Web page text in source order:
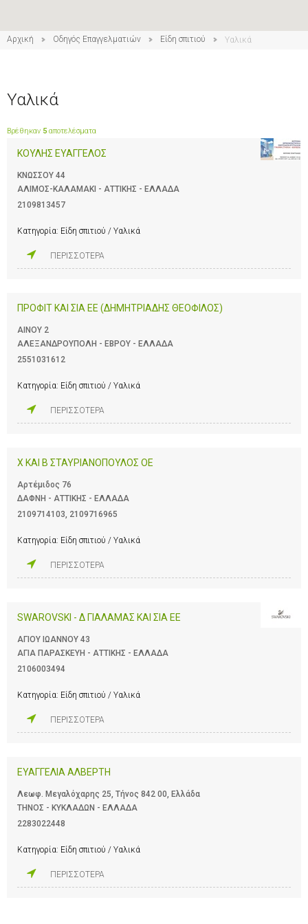
Αρχική Οδηγός Επαγγελματιών Είδη σπιτιού Υαλικά
Υαλικά
Βρέθηκαν 5 αποτελέσματα
ΚΟΥΛΗΣ ΕΥΑΓΓΕΛΟΣ
ΚΝΩΣΣΟΥ 44
ΑΛΙΜΟΣ-ΚΑΛΑΜΑΚΙ - ΑΤΤΙΚΗΣ - ΕΛΛΑΔΑ
2109813457
Κατηγορία: Είδη σπιτιού / Υαλικά
ΠΕΡΙΣΣΟΤΕΡΑ
ΠΡΟΦΙΤ ΚΑΙ ΣΙΑ ΕΕ (ΔΗΜΗΤΡΙΑΔΗΣ ΘΕΟΦΙΛΟΣ)
ΑΙΝΟΥ 2
ΑΛΕΞΑΝΔΡΟΥΠΟΛΗ - ΕΒΡΟΥ - ΕΛΛΑΔΑ
2551031612
Κατηγορία: Είδη σπιτιού / Υαλικά
ΠΕΡΙΣΣΟΤΕΡΑ
Χ ΚΑΙ Β ΣΤΑΥΡΙΑΝΟΠΟΥΛΟΣ ΟΕ
Αρτέμιδος 76
ΔΑΦΝΗ - ΑΤΤΙΚΗΣ - ΕΛΛΑΔΑ
2109714103 2109716965
Κατηγορία: Είδη σπιτιού / Υαλικά
ΠΕΡΙΣΣΟΤΕΡΑ
SWAROVSKI - Δ ΓΙΑΛΑΜΑΣ ΚΑΙ ΣΙΑ ΕΕ
ΑΓΙΟΥ ΙΩΑΝΝΟΥ 43
ΑΓΙΑ ΠΑΡΑΣΚΕΥΗ - ΑΤΤΙΚΗΣ - ΕΛΛΑΔΑ
2106003494
Κατηγορία: Είδη σπιτιού / Υαλικά
ΠΕΡΙΣΣΟΤΕΡΑ
EYAΓΓΕΛΙΑ ΑΛΒΕΡΤΗ
Λεωφ. Μεγαλόχαρης 25, Τήνος 842 00, Ελλάδα
ΤΗΝΟΣ - ΚΥΚΛΑΔΩΝ - ΕΛΛΑΔΑ
2283022448
Κατηγορία: Είδη σπιτιού / Υαλικά
ΠΕΡΙΣΣΟΤΕΡΑ